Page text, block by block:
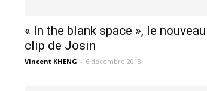
« In the blank space », le nouveau
clip de Josin
Vincent KHENG - 6 décembre 2018